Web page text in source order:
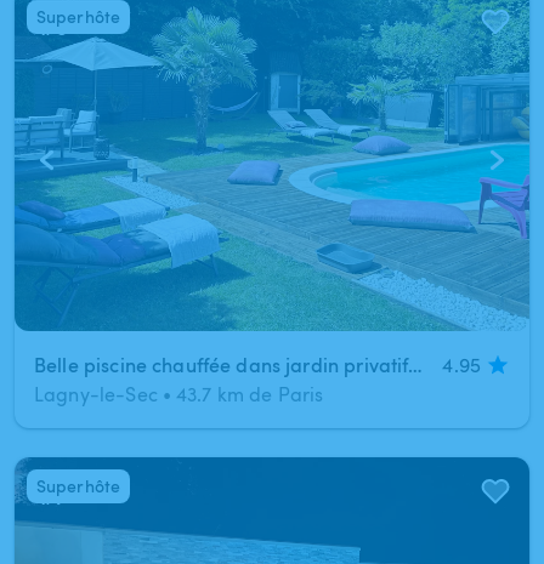
1/6
Belle piscine chauffée dans jardin privatif calme et sans vis à vis
4.95
Lagny-le-Sec • 43.7 km de Paris
Superhôte
1/7
Superhôte